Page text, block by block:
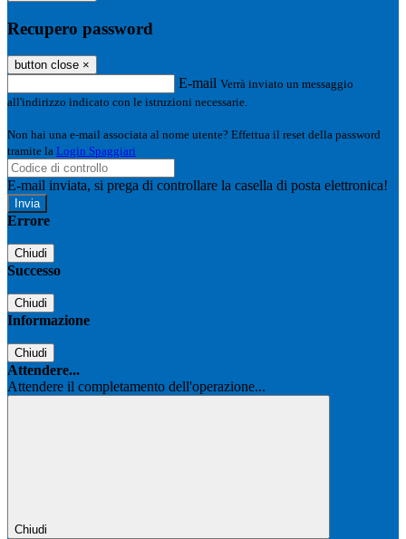
Recupero password
button close ×
E-mail Verrà inviato un messaggio
all'indirizzo indicato con le istruzioni necessarie.
Non hai una e-mail associata al nome utente? Effettua il reset della password
tramite la Login Spaggiari
E-mail inviata, si prega di controllare la casella di posta elettronica!
Errore
Chiudi
Successo
Chiudi
Informazione
Chiudi
Attendere...
Attendere il completamento dell'operazione...
Chiudi